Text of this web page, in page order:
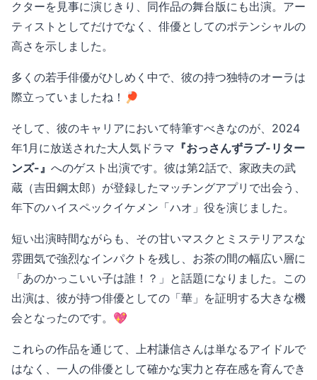
クターを見事に演じきり、同作品の舞台版にも出演。アー
ティストとしてだけでなく、俳優としてのポテンシャルの
高さを示しました。
多くの若手俳優がひしめく中で、彼の持つ独特のオーラは
際立っていましたね！🏓
そして、彼のキャリアにおいて特筆すべきなのが、2024
年1月に放送された大人気ドラマ 『おっさんずラブ-リター
ンズ-』 へのゲスト出演です。彼は第2話で、家政夫の武
蔵（吉田鋼太郎）が登録したマッチングアプリで出会う、
年下のハイスペックイケメン「ハオ」役を演じました。
短い出演時間ながらも、その甘いマスクとミステリアスな
雰囲気で強烈なインパクトを残し、お茶の間の幅広い層に
「あのかっこいい子は誰！？」と話題になりました。この
出演は、彼が持つ俳優としての「華」を証明する大きな機
会となったのです。💖
これらの作品を通じて、上村謙信さんは単なるアイドルで
はなく、一人の俳優として確かな実力と存在感を育んでき